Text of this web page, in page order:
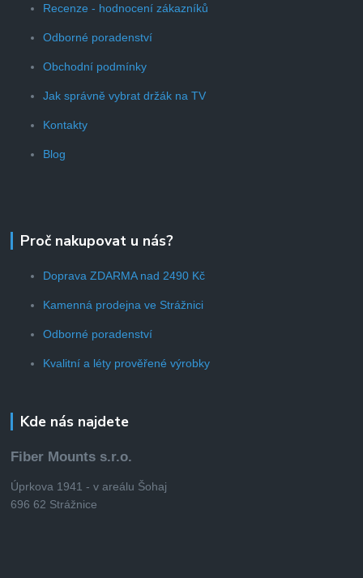
Recenze - hodnocení zákazníků
Odborné poradenství
Obchodní podmínky
Jak správně vybrat držák na TV
Kontakty
Blog
Proč nakupovat u nás?
Doprava ZDARMA nad 2490 Kč
Kamenná prodejna ve Strážnici
Odborné poradenství
Kvalitní a léty prověřené výrobky
Kde nás najdete
Fiber Mounts s.r.o.
Úprkova 1941 - v areálu Šohaj
696 62 Strážnice